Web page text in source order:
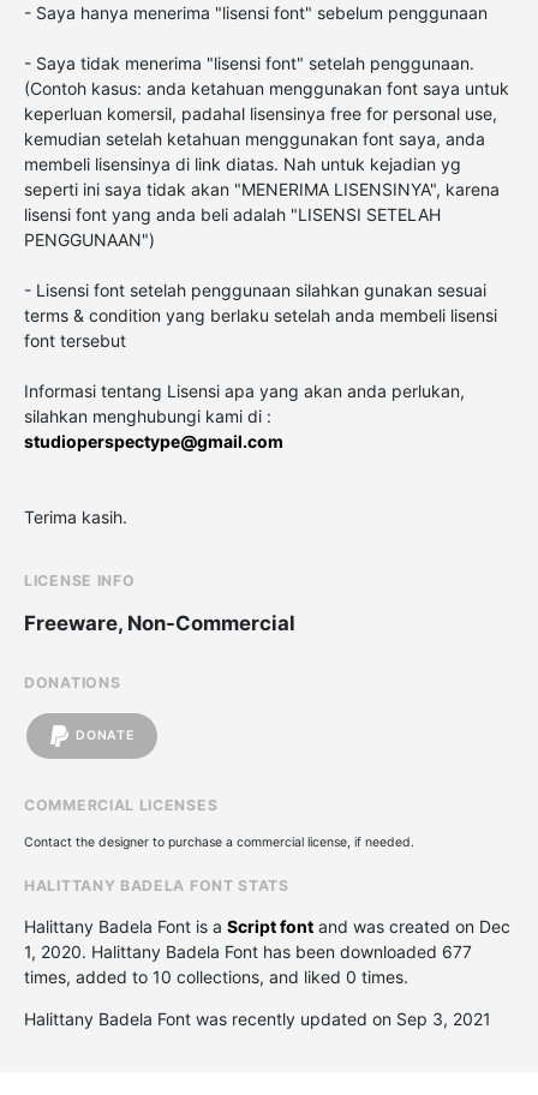
- Saya hanya menerima "lisensi font" sebelum penggunaan
- Saya tidak menerima "lisensi font" setelah penggunaan.
(Contoh kasus: anda ketahuan menggunakan font saya untuk
keperluan komersil, padahal lisensinya free for personal use,
kemudian setelah ketahuan menggunakan font saya, anda
membeli lisensinya di link diatas. Nah untuk kejadian yg
seperti ini saya tidak akan "MENERIMA LISENSINYA", karena
lisensi font yang anda beli adalah "LISENSI SETELAH
PENGGUNAAN")
- Lisensi font setelah penggunaan silahkan gunakan sesuai
terms & condition yang berlaku setelah anda membeli lisensi
font tersebut
Informasi tentang Lisensi apa yang akan anda perlukan,
silahkan menghubungi kami di :
studioperspectype@gmail.com
Terima kasih.
LICENSE INFO
Freeware, Non-Commercial
DONATIONS
DONATE
COMMERCIAL LICENSES
Contact the designer to purchase a commercial license, if needed.
HALITTANY BADELA FONT STATS
Halittany Badela Font is a Script font and was created on Dec
1, 2020. Halittany Badela Font has been downloaded 677
times, added to 10 collections, and liked 0 times.
Halittany Badela Font was recently updated on Sep 3, 2021